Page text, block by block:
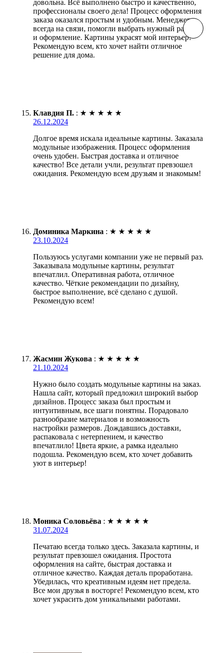
довольна. Всё выполнено быстро и качественно,
профессионалы своего дела! Процесс оформления
заказа оказался простым и удобным. Менеджеры
всегда на связи, помогли выбрать нужный размер
и оформление. Картины украсят мой интерьер!
Рекомендую всем, кто хочет найти отличное
решение для дома.
Клавдия П. : ★ ★ ★ ★ ★
26.12.2024
Долгое время искала идеальные картины. Заказала
модульные изображения. Процесс оформления
очень удобен. Быстрая доставка и отличное
качество! Все детали учли, результат превзошел
ожидания. Рекомендую всем друзьям и знакомым!
Доминика Маркина : ★ ★ ★ ★ ★
23.10.2024
Пользуюсь услугами компании уже не первый раз.
Заказывала модульные картины, результат
впечатлил. Оперативная работа, отличное
качество. Чёткие рекомендации по дизайну,
быстрое выполнение, всё сделано с душой.
Рекомендую всем!
Жасмин Жукова : ★ ★ ★ ★ ★
21.10.2024
Нужно было создать модульные картины на заказ.
Нашла сайт, который предложил широкий выбор
дизайнов. Процесс заказа был простым и
интуитивным, все шаги понятны. Порадовало
разнообразие материалов и возможность
настройки размеров. Дождавшись доставки,
распаковала с нетерпением, и качество
впечатлило! Цвета яркие, а рамка идеально
подошла. Рекомендую всем, кто хочет добавить
уют в интерьер!
Моника Соловьёва : ★ ★ ★ ★ ★
31.07.2024
Печатаю всегда только здесь. Заказала картины, и
результат превзошел ожидания. Простота
оформления на сайте, быстрая доставка и
отличное качество. Каждая деталь проработана.
Убедилась, что креативным идеям нет предела.
Все мои друзья в восторге! Рекомендую всем, кто
хочет украсить дом уникальными работами.